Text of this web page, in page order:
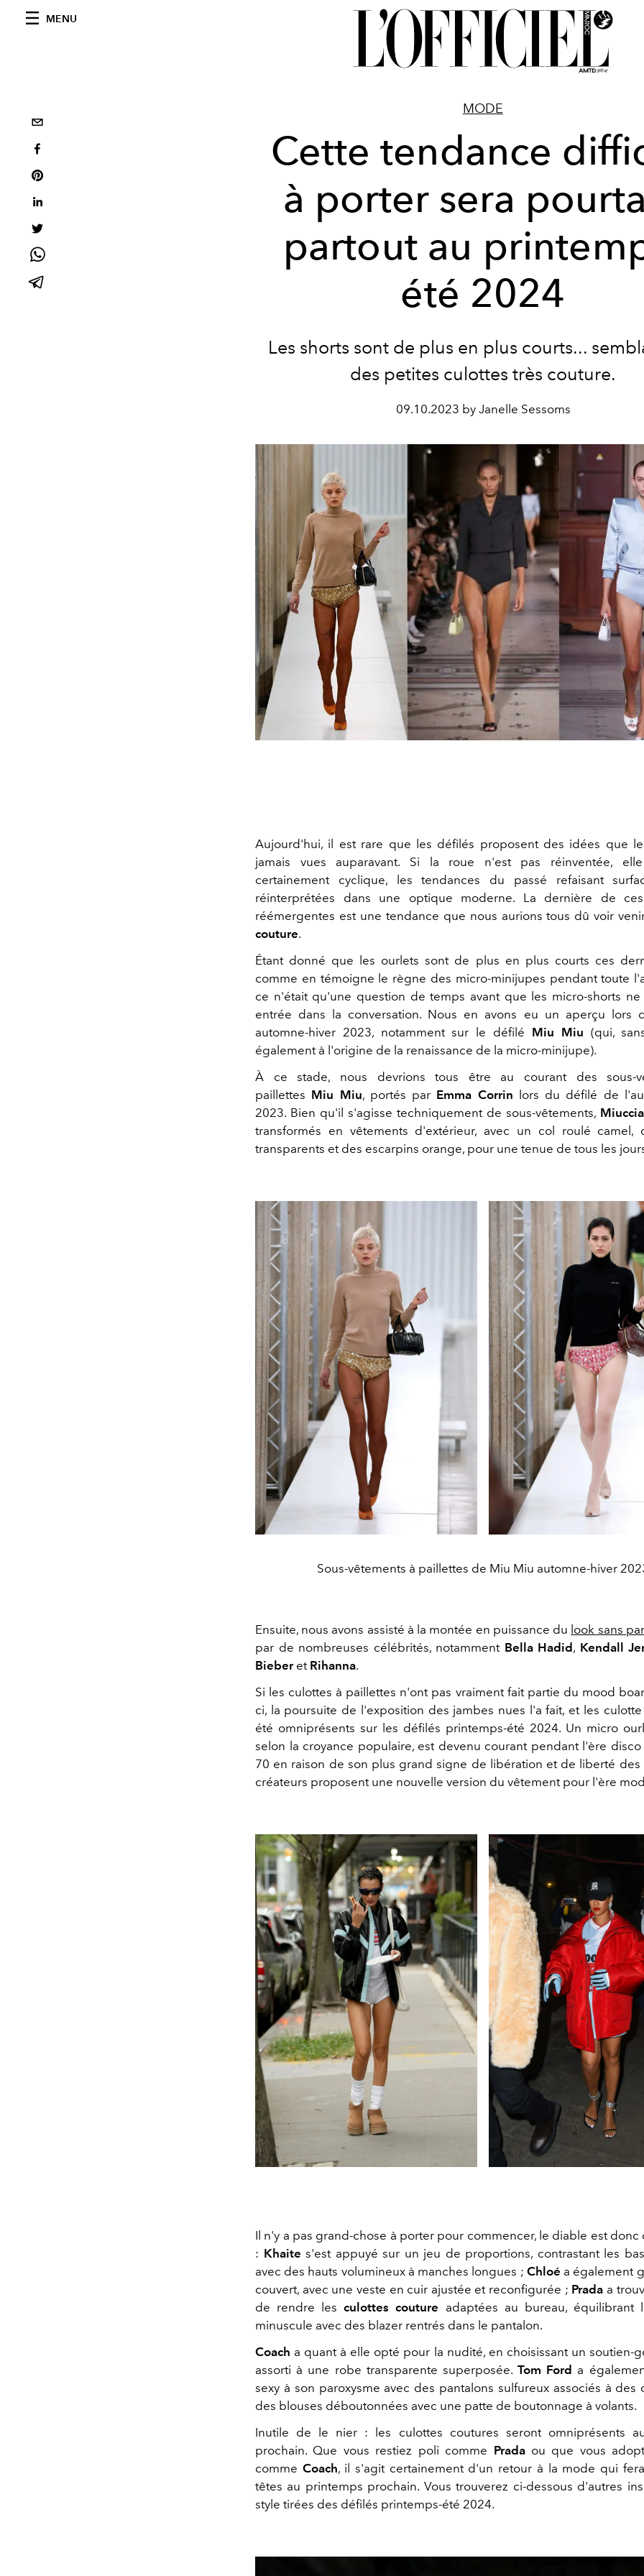
MENU
MODE
Cette tendance
à porter sera
partout au
été 2024
Les shorts sont de plus en plus courts...
des petites culottes très couture.
09.10.2023 by Janelle Sessoms
Aujourd'hui, il est rare que les défilés proposent des idées que
jamais vues auparavant. Si la roue n'est pas réinventée,
certainement cyclique, les tendances du passé refaisant
réinterprétées dans une optique moderne. La dernière de
réémergentes est une tendance que nous aurions tous dû voir
couture.
Étant donné que les ourlets sont de plus en plus courts ces
comme en témoigne le règne des micro-minijupes pendant toute
ce n'était qu'une question de temps avant que les micro-shorts ne
entrée dans la conversation. Nous en avons eu un aperçu lors
automne-hiver 2023, notamment sur le défilé Miu Miu (qui,
également à l'origine de la renaissance de la micro-minijupe).
À ce stade, nous devrions tous être au courant des sous-
paillettes Miu Miu, portés par Emma Corrin
lors du défilé de
2023. Bien qu'il s'agisse techniquement de sous-vêtements,
transformés en vêtements d'extérieur, avec un col roulé camel,
transparents et des escarpins orange, pour une tenue de tous les
Sous-vêtements à paillettes de Miu Miu automne-hiver
Ensuite, nous avons assisté à la montée en puissance du look sans
par de nombreuses célébrités, notamment Bella Hadid, Kendall
Bieber et Rihanna.
Si les culottes à paillettes n'ont pas vraiment fait partie du mood
ci, la poursuite de l'exposition des jambes nues l'a fait, et les
été omniprésents sur les défilés printemps-été 2024. Un micro
selon la croyance populaire, est devenu courant pendant l'ère
70 en raison de son plus grand signe de libération et de liberté des
créateurs proposent une nouvelle version du vêtement pour l'ère
Il n'y a pas grand-chose à porter pour commencer, le diable est donc
: Khaite s'est appuyé sur un jeu de proportions, contrastant les
avec des hauts volumineux à manches longues ; Chloé a également
couvert, avec une veste en cuir ajustée et reconfigurée ; Prada a
de rendre les culottes couture adaptées au bureau, équilibrant
minuscule avec des blazer rentrés dans le pantalon.
Coach a quant à elle opté pour la nudité, en choisissant un soutien-
assorti à une robe transparente superposée. Tom Ford a
sexy à son paroxysme avec des pantalons sulfureux associés à des
des blouses déboutonnées avec une patte de boutonnage à volants.
Inutile de le nier : les culottes coutures seront omniprésents
prochain. Que vous restiez poli comme Prada ou que vous
comme Coach, il s'agit certainement d'un retour à la mode qui
têtes au printemps prochain. Vous trouverez ci-dessous d'autres
style tirées des défilés printemps-été 2024.